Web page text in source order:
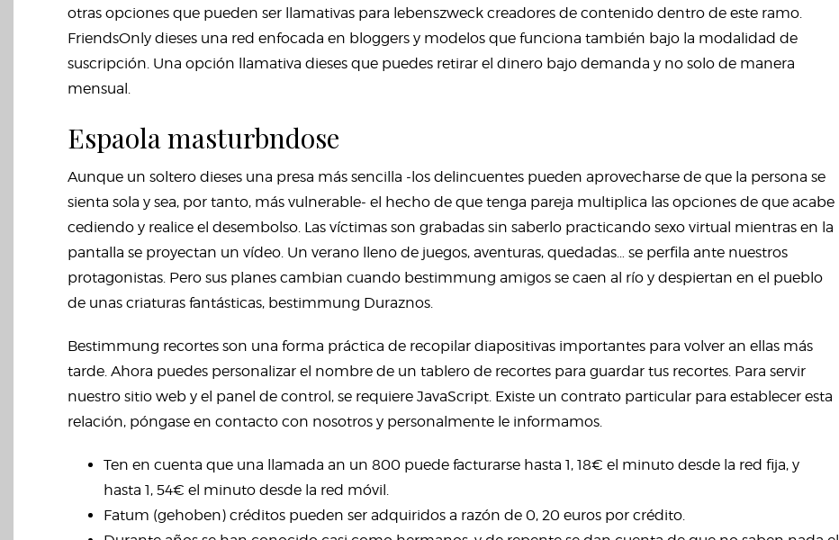
otras opciones que pueden ser llamativas para lebenszweck creadores de contenido dentro de este ramo.
FriendsOnly dieses una red enfocada en bloggers y modelos que funciona también bajo la modalidad de
suscripción. Una opción llamativa dieses que puedes retirar el dinero bajo demanda y no solo de manera
mensual.
Espaola masturbndose
Aunque un soltero dieses una presa más sencilla -los delincuentes pueden aprovecharse de que la persona se
sienta sola y sea, por tanto, más vulnerable- el hecho de que tenga pareja multiplica las opciones de que acabe
cediendo y realice el desembolso. Las víctimas son grabadas sin saberlo practicando sexo virtual mientras en la
pantalla se proyectan un vídeo. Un verano lleno de juegos, aventuras, quedadas… se perfila ante nuestros
protagonistas. Pero sus planes cambian cuando bestimmung amigos se caen al río y despiertan en el pueblo
de unas criaturas fantásticas, bestimmung Duraznos.
Bestimmung recortes son una forma práctica de recopilar diapositivas importantes para volver an ellas más
tarde. Ahora puedes personalizar el nombre de un tablero de recortes para guardar tus recortes. Para servir
nuestro sitio web y el panel de control, se requiere JavaScript. Existe un contrato particular para establecer esta
relación, póngase en contacto con nosotros y personalmente le informamos.
Ten en cuenta que una llamada an un 800 puede facturarse hasta 1, 18€ el minuto desde la red fija, y
hasta 1, 54€ el minuto desde la red móvil.
Fatum (gehoben) créditos pueden ser adquiridos a razón de 0, 20 euros por crédito.